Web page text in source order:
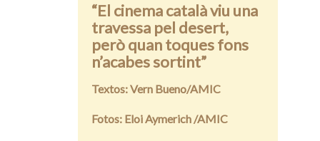
“El cinema català viu una
travessa pel desert,
però quan toques fons
n’acabes sortint”
Textos: Vern Bueno/AMIC
Fotos: Eloi Aymerich /AMIC